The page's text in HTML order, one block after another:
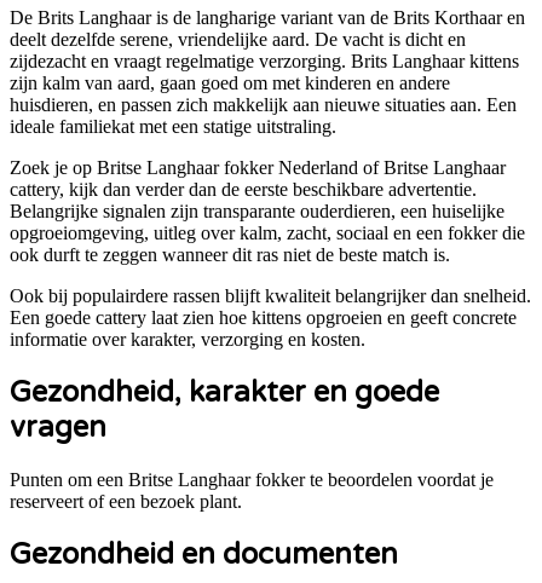
De Brits Langhaar is de langharige variant van de Brits Korthaar en
deelt dezelfde serene, vriendelijke aard. De vacht is dicht en
zijdezacht en vraagt regelmatige verzorging. Brits Langhaar kittens
zijn kalm van aard, gaan goed om met kinderen en andere
huisdieren, en passen zich makkelijk aan nieuwe situaties aan. Een
ideale familiekat met een statige uitstraling.
Zoek je op Britse Langhaar fokker Nederland of Britse Langhaar
cattery, kijk dan verder dan de eerste beschikbare advertentie.
Belangrijke signalen zijn transparante ouderdieren, een huiselijke
opgroeiomgeving, uitleg over kalm, zacht, sociaal en een fokker die
ook durft te zeggen wanneer dit ras niet de beste match is.
Ook bij populairdere rassen blijft kwaliteit belangrijker dan snelheid.
Een goede cattery laat zien hoe kittens opgroeien en geeft concrete
informatie over karakter, verzorging en kosten.
Gezondheid, karakter en goede
vragen
Punten om een Britse Langhaarfokker te beoordelen voordat je
reserveert of een bezoek plant.
Gezondheid en documenten